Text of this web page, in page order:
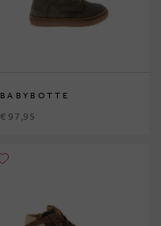
BABYBOTTE
€ 97,95